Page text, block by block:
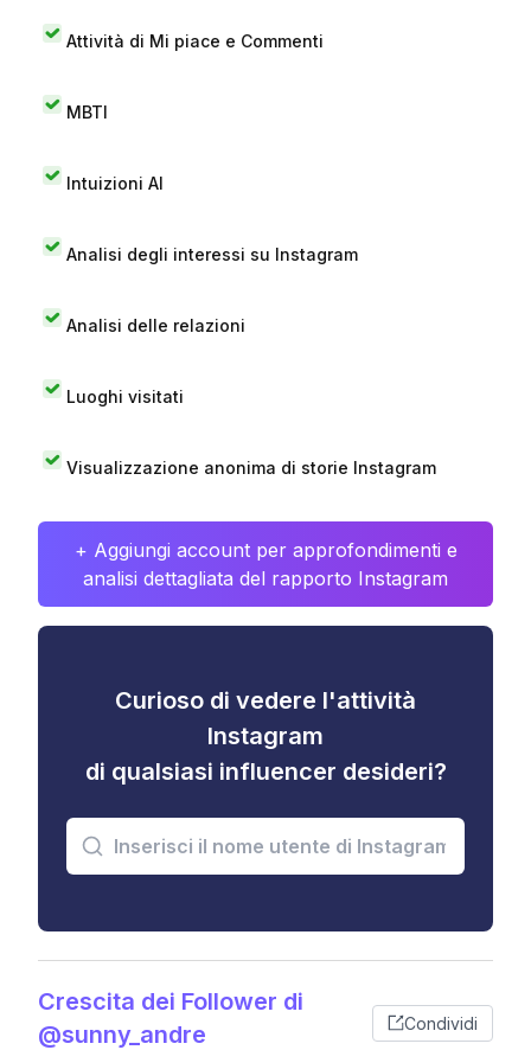
Attività di Mi piace e Commenti
MBTI
Intuizioni AI
Analisi degli interessi su Instagram
Analisi delle relazioni
Luoghi visitati
Visualizzazione anonima di storie Instagram
+ Aggiungi account per approfondimenti e
analisi dettagliata del rapporto Instagram
Curioso di vedere l'attività
Instagram
di qualsiasi influencer desideri?
Crescita dei Follower di
@sunny_andre
Condividi